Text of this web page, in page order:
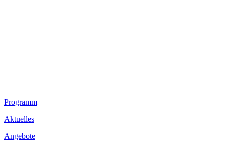
Footer
Inhalt
Programm
Aktuelles
Angebote